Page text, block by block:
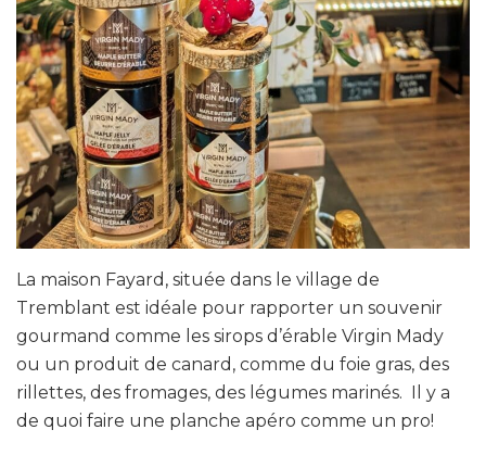
La maison Fayard, située dans le village de
Tremblant est idéale pour rapporter un souvenir
gourmand comme les sirops d’érable Virgin Mady
ou un produit de canard, comme du foie gras, des
rillettes, des fromages, des légumes marinés. Il y a
de quoi faire une planche apéro comme un pro!